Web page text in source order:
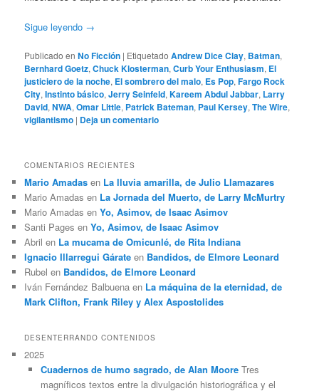
Sigue leyendo →
Publicado en No Ficción | Etiquetado Andrew Dice Clay, Batman,
Bernhard Goetz,Chuck Klosterman,Curb Your Enthusiasm, El
justiciero de la noche, El sombrero del malo, Es Pop,Fargo Rock
City,Instinto básico,Jerry Seinfeld,Kareem Abdul Jabbar, Larry
David,NWA,Omar Little, Patrick Bateman, Paul Kersey,The Wire,
vigilantismo | Deja un comentario
COMENTARIOS RECIENTES
Mario Amadas en La lluvia amarilla, de Julio Llamazares
Mario Amadas en La Jornada del Muerto, de Larry McMurtry
Mario Amadas enYo, Asimov, de Isaac Asimov
Santi Pages enYo, Asimov, de Isaac Asimov
Abril en La mucama de Omicunlé, de Rita Indiana
Ignacio Illarregui Gárate en Bandidos, de Elmore Leonard
Rubel en Bandidos, de Elmore Leonard
Iván Fernández Balbuena en La máquina de la eternidad, de
Mark Clifton, Frank Riley y Alex Aspostolides
DESENTERRANDO CONTENIDOS
2025
Cuadernos de humo sagrado, de Alan MooreTres
magníficos textos entre la divulgación historiográfica y el